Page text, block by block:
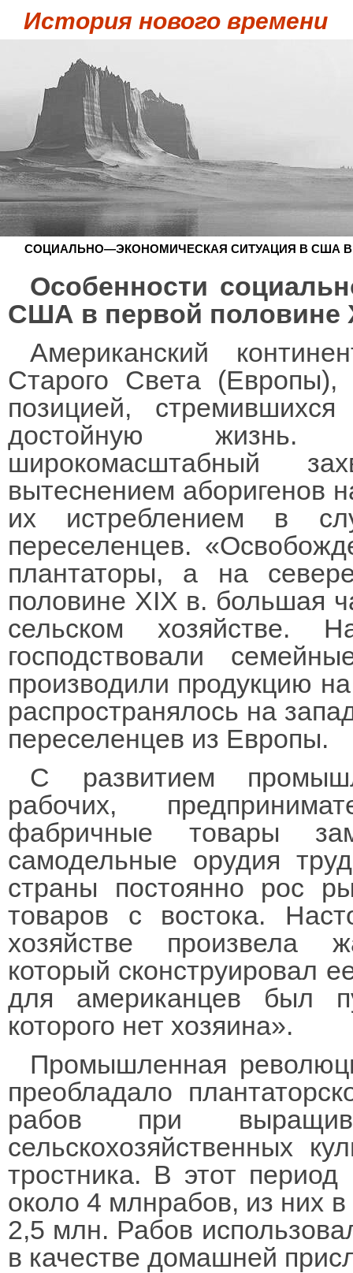
История нового времени
СОЦИАЛЬНО—ЭКОНОМИЧЕСКАЯ СИТУАЦИЯ В США В
Особенности
США в первой половине
Американский
Старого Света
позицией,
достойную
широкомасштабный
вытеснением аборигенов
их истреблением в
переселенцев.
плантаторы, а на
половине XIX в. большая
сельском хозяйстве.
господствовали
производили продукцию
распространялось на
переселенцев из Европы.
С развитием
рабочих,
фабричные товары
самодельные орудия
страны постоянно рос
товаров с востока.
хозяйстве произвела
который сконструировал
для американцев был
которого нет хозяина».
Промышленная
преобладало
рабов при
сельскохозяйственных
тростника. В этот
около 4 млнрабов, из них
2,5 млн. Рабов
в качестве домашней